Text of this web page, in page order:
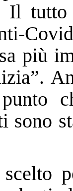
Il
più
sono